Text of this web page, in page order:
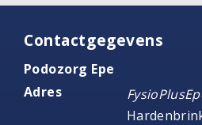
Contactgegevens
Podozorg Epe
Adres